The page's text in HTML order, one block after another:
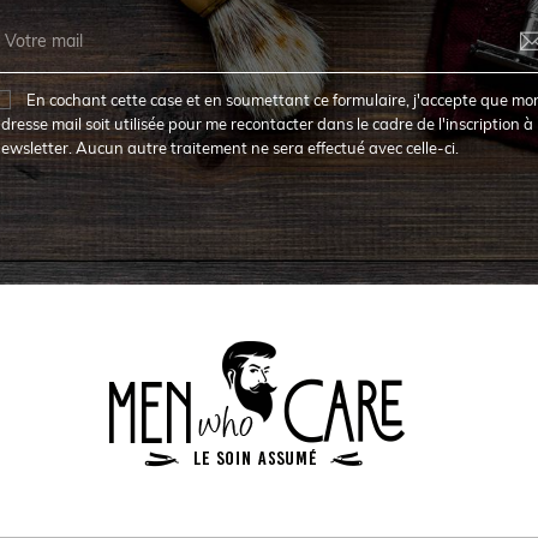
En cochant cette case et en soumettant ce formulaire, j'accepte que
mail soit utilisée pour me recontacter dans le cadre de l'inscription à
Aucun autre traitement ne sera effectué avec celle-ci.